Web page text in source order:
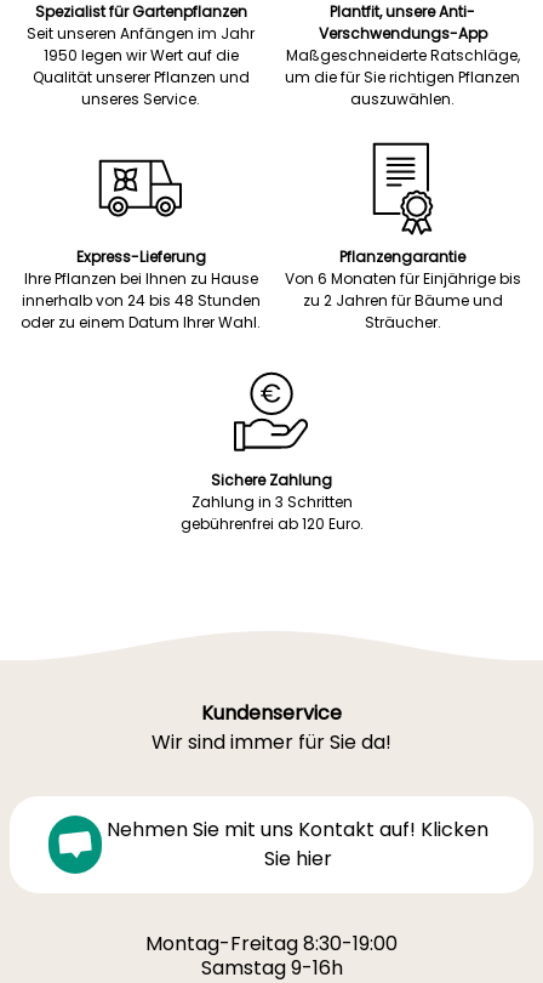
Spezialist für Gartenpflanzen
Seit unseren Anfängen im Jahr
1950 legen wir Wert auf die
Qualität unserer Pflanzen und
unseres Service.
Plantfit, unsere Anti-
Verschwendungs-App
Maßgeschneiderte Ratschläge,
um die für Sie richtigen Pflanzen
auszuwählen.
Express-Lieferung
Ihre Pflanzen bei Ihnen zu Hause
innerhalb von 24 bis 48 Stunden
oder zu einem Datum Ihrer Wahl.
Pflanzengarantie
Von 6 Monaten für Einjährige bis
zu 2 Jahren für Bäume und
Sträucher.
Sichere Zahlung
Zahlung in 3 Schritten
gebührenfrei ab 120 Euro.
Kundenservice
Wir sind immer für Sie da!
Nehmen Sie mit uns Kontakt auf! Klicken
Sie hier
Montag-Freitag 8:30-19:00
Samstag 9-16h